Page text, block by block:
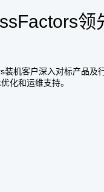
领
装机客户深入对标产品及
化和运维支持。